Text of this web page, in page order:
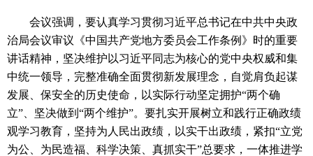
会议强调，要认真学习贯彻习近平总书记在中共中央政
治局会议审议《中国共产党地方委员会工作条例》时的重要
讲话精神，坚决维护以习近平同志为核心的党中央权威和集
中统一领导，完整准确全面贯彻新发展理念，自觉肩负起谋
发展、保安全的历史使命，以实际行动坚定拥护“两个确
立”、坚决做到“两个维护”。要扎实开展树立和践行正确政绩
观学习教育，坚持为人民出政绩，以实干出政绩，紧扣“立党
为公、为民造福、科学决策、真抓实干”总要求，一体推进学